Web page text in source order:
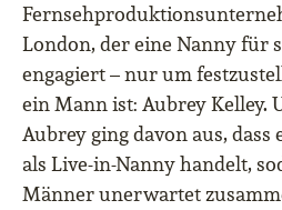
London, der eine Nanny für
engagiert – nur um
ein Mann ist: Aubrey Kelley.
Aubrey ging davon aus, dass
als Live-in-Nanny handelt,
Männer unerwartet